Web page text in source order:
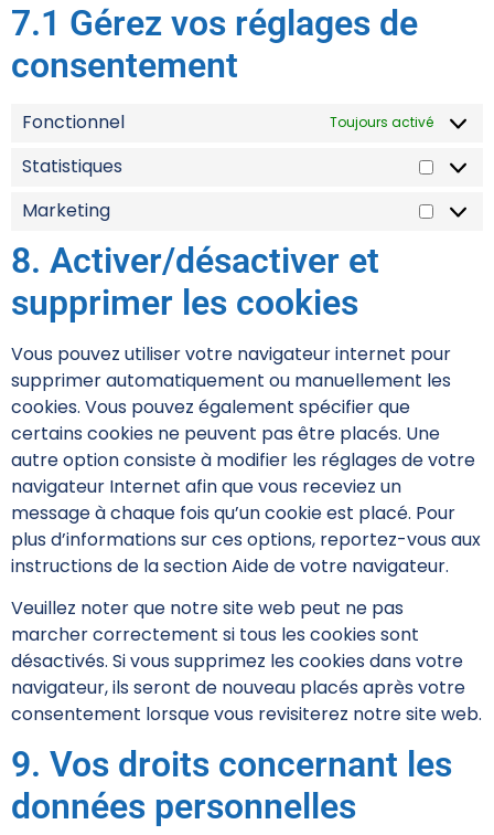
7.1 Gérez vos réglages de
consentement
Fonctionnel Toujours activé
Statistiques
Marketing
8. Activer/désactiver et
supprimer les cookies
Vous pouvez utiliser votre navigateur internet pour
supprimer automatiquement ou manuellement les
cookies. Vous pouvez également spécifier que
certains cookies ne peuvent pas être placés. Une
autre option consiste à modifier les réglages de votre
navigateur Internet afin que vous receviez un
message à chaque fois qu’un cookie est placé. Pour
plus d’informations sur ces options, reportez-vous aux
instructions de la section Aide de votre navigateur.
Veuillez noter que notre site web peut ne pas
marcher correctement si tous les cookies sont
désactivés. Si vous supprimez les cookies dans votre
navigateur, ils seront de nouveau placés après votre
consentement lorsque vous revisiterez notre site web.
9. Vos droits concernant les
données personnelles